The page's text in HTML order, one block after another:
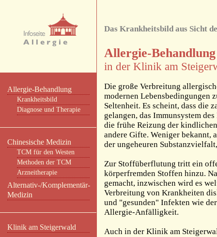
Allergie-Behandlung
Krankheitsbild
Diagnose und Therapie
Chinesische Medizin
TCM für den Westen
Methoden der TCM
Arzneitherapie
Alternativ-/Komplementär-
Medizin
Klinik am Steigerwald
Das Krankheitsbild aus Sicht
Allergie-Behandlung
in der Klinik am
Die große Verbreitung
modernen Lebensbedingungen
Seltenheit. Es scheint, dass die
gelangen, das Immunsystem
die frühe Reizung der
andere Gifte. Weniger bekannt,
der ungeheuren
Zur Stoffüberflutung tritt ein
körperfremden Stoffen hinzu.
gemacht, inzwischen wird es
Verbreitung von Krankheiten
und "gesunden" Infekten wie
Allergie-Anfälligkeit.
Auch in der Klinik am